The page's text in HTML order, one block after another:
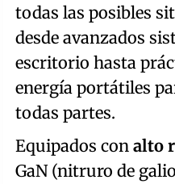
todas las posibles
desde avanzados
escritorio hasta
energía portátiles
todas partes.
Equipados con alto
GaN (nitruro de